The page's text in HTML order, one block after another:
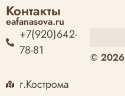
Контакты
eafanasova.ru
+7(920)642-
78-81
г.Кострома
© 2026